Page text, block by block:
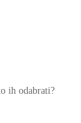
ih odabrati?